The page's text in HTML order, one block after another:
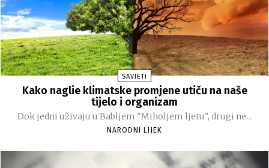
SAVJETI
Kako naglie klimatske promjene utiču na naše
tijelo i organizam
Dok jedni uživaju u Babljem "Miholjem ljetu", drugi ne...
NARODNI LIJEK